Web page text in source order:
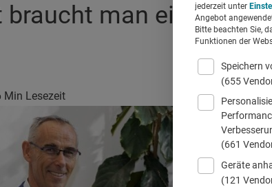
braucht man einen
Min Lesezeit
jederzeit unter
Angebot
Bitte beachten Sie,
Funktionen der
Speichern
(655
(661
Geräte
(121